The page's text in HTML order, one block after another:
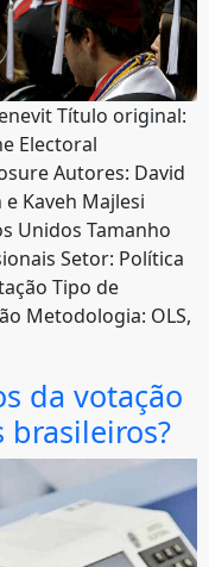
Título original:
Electoral
Autores: David
Kaveh Majlesi
Unidos Tamanho
Setor: Política
Tipo de
Metodologia: OLS,
da votação
brasileiros?